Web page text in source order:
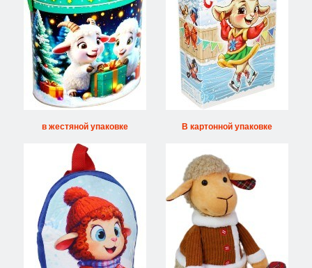
в жестяной упаковке В картонной упаковке